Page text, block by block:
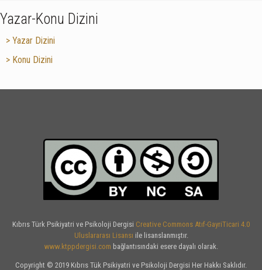
Yazar-Konu Dizini
> Yazar Dizini
> Konu Dizini
Kıbrıs Türk Psikiyatri ve Psikoloji Dergisi Creative Commons Atıf-GayriTicari 4.0
Uluslararası Lisansı ile lisanslanmıştır.
www.ktppdergisi.com bağlantısındaki esere dayalı olarak.
Copyright © 2019 Kıbrıs Tük Psikiyatri ve Psikoloji Dergisi Her Hakkı Saklıdır.